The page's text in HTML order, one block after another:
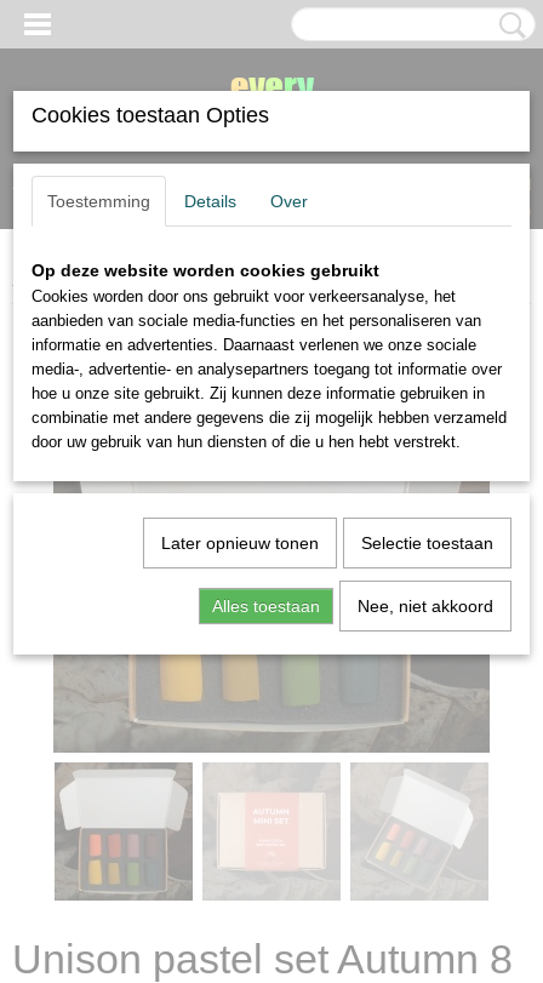
Inloggen Registreren
(0)
Home>Unison Colour >Unison pastel set Autumn 8 halve pastels
Unison pastel set Autumn 8
Cookies toestaan Opties
Toestemming Details Over
Op deze website worden cookies gebruikt
Cookies worden door ons gebruikt voor verkeersanalyse, het
aanbieden van sociale media-functies en het personaliseren van
informatie en advertenties. Daarnaast verlenen we onze sociale
media-, advertentie- en analysepartners toegang tot informatie over
hoe u onze site gebruikt. Zij kunnen deze informatie gebruiken in
combinatie met andere gegevens die zij mogelijk hebben verzameld
door uw gebruik van hun diensten of die u hen hebt verstrekt.
Later opnieuw tonen Selectie toestaan
Alles toestaan Nee, niet akkoord